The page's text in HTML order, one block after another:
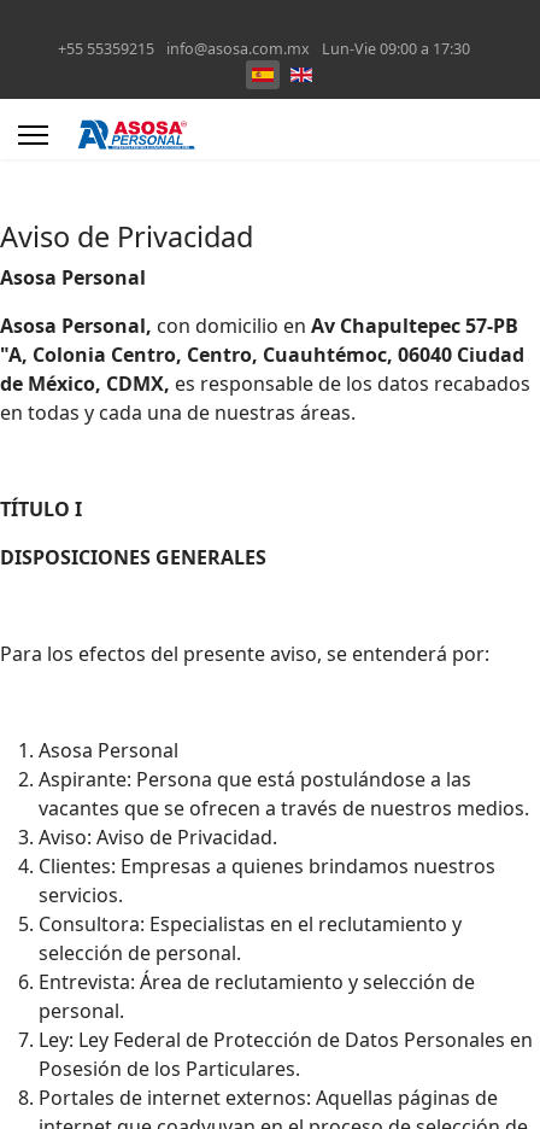
+55 55359215 info@asosa.com.mx Lun-Vie 09:00 a 17:30
Aviso de Privacidad
Asosa Personal
Asosa Personal, con domicilio en Av Chapultepec 57-PB
"A, Colonia Centro, Centro, Cuauhtémoc, 06040 Ciudad
de México, CDMX, es responsable de los datos recabados
en todas y cada una de nuestras áreas.
TÍTULO I
DISPOSICIONES GENERALES
Para los efectos del presente aviso, se entenderá por:
Asosa Personal
Aspirante: Persona que está postulándose a las
vacantes que se ofrecen a través de nuestros medios.
Aviso: Aviso de Privacidad.
Clientes: Empresas a quienes brindamos nuestros
servicios.
Consultora: Especialistas en el reclutamiento y
selección de personal.
Entrevista: Área de reclutamiento y selección de
personal.
Ley: Ley Federal de Protección de Datos Personales en
Posesión de los Particulares.
Portales de internet externos: Aquellas páginas de